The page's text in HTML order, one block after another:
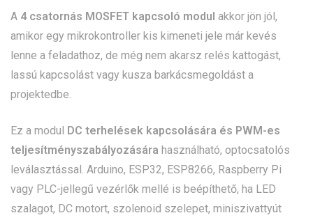
A 4 csatornás MOSFET kapcsoló modul akkor jön jól,
amikor egy mikrokontroller kis kimeneti jele már kevés
lenne a feladathoz, de még nem akarsz relés kattogást,
lassú kapcsolást vagy kusza barkácsmegoldást a
projektedbe.
Ez a modul DC terhelések kapcsolására és PWM-es
teljesítményszabályozására használható, optocsatolós
leválasztással. Arduino, ESP32, ESP8266, Raspberry Pi
vagy PLC-jellegű vezérlők mellé is beépíthető, ha LED
szalagot, DC motort, szolenoid szelepet, miniszivattyút